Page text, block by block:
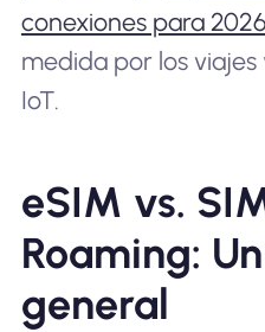
conexiones para 2026
medida por los viajes
IoT.
eSIM vs.
Roaming:
general